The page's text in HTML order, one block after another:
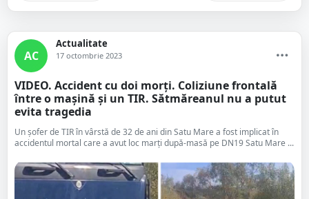
AC
Actualitate
17 octombrie 2023
VIDEO. Accident cu doi morți. Coliziune frontală
între o mașină și un TIR. Sătmăreanul nu a putut
evita tragedia
Un șofer de TIR în vârstă de 32 de ani din Satu Mare a fost implicat în
accidentul mortal care a avut loc marți după-masă pe DN19 Satu Mare ...